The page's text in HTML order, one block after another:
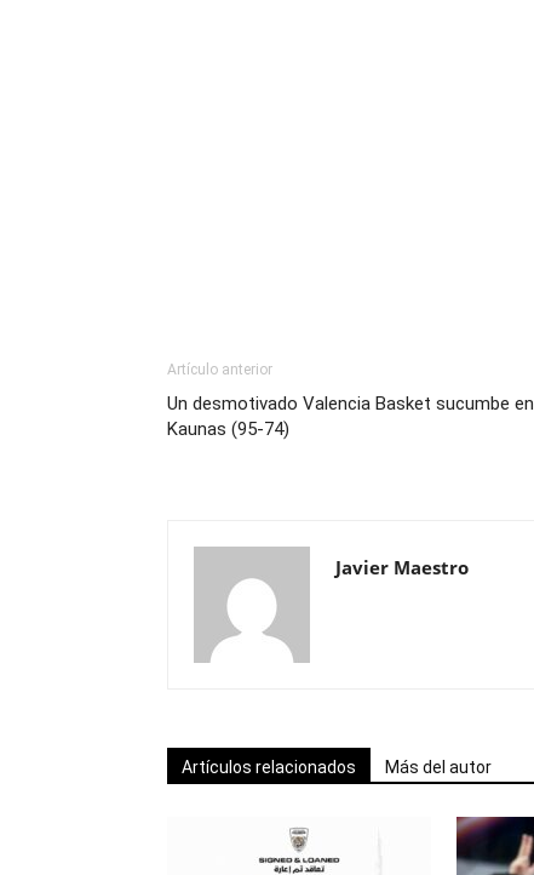
Artículo anterior
Un desmotivado Valencia Basket sucumbe en
Kaunas (95-74)
Javier Maestro
Artículos relacionados Más del autor